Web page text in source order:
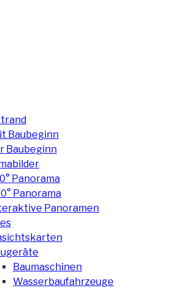
Baubeginn
Baubeginn
Panorama
Panorama
Panoramen
Baumaschinen
Wasserbaufahrzeuge